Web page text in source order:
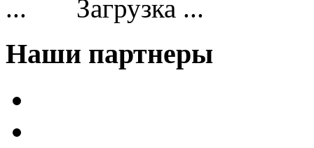
Загрузка ...
Наши партнеры